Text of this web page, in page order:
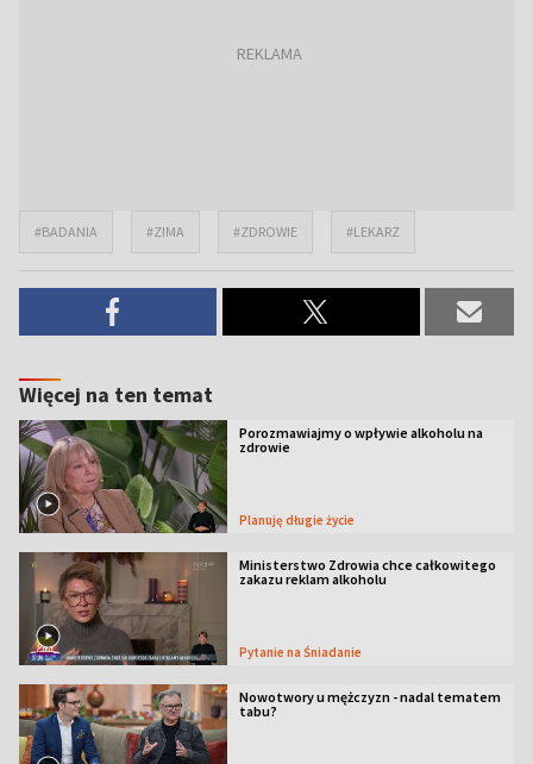
#BADANIA #ZIMA #ZDROWIE #LEKARZ
Więcej na ten temat
Porozmawiajmy o wpływie alkoholu na
zdrowie
Planuję długie życie
Ministerstwo Zdrowia chce całkowitego
zakazu reklam alkoholu
Pytanie na Śniadanie
Nowotwory u mężczyzn - nadal tematem
tabu?